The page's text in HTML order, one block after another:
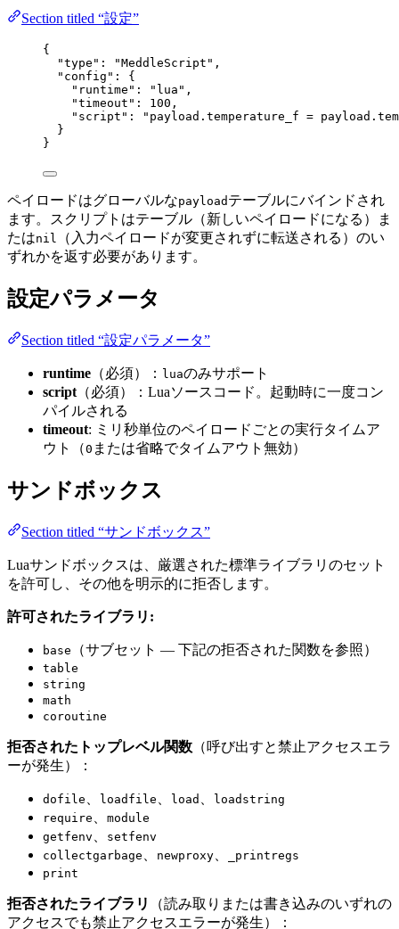
Section titled “設定”
{
"type" : "MeddleScript " ,
"config" : {
"runtime" : " lua " ,
"timeout" : 100 ,
"script" : " payload.temperature_f =
}
}
ペイロードはグローバルなpayload テーブルにバインドされ
ます。スクリプトはテーブル（新しいペイロードになる）ま
たはnil
（入力ペイロードが変更されずに転送される）のい
ずれかを返す必要があります。
設定パラメータ
Section titled “設定パラメータ”
runtime （必須）： luaのみサポート
script （必須）：Luaソースコード。起動時に一度コン
パイルされる
timeout: ミリ秒単位のペイロードごとの実行タイムア
ウト（0 または省略でタイムアウト無効）
サンドボックス
Section titled “サンドボックス”
Luaサンドボックスは、厳選された標準ライブラリのセット
を許可し、その他を明示的に拒否します。
許可されたライブラリ:
base （サブセット — 下記の拒否された関数を参照）
table
string
math
coroutine
拒否されたトップレベル関数 （呼び出すと禁止アクセスエラ
ーが発生）：
dofile loadfile load
loadstring
require
module
getfenv
setfenv
collectgarbage
newproxy
_printregs
print
拒否されたライブラリ
（読み取りまたは書き込みのいずれの
アクセスでも禁止アクセスエラーが発生）：